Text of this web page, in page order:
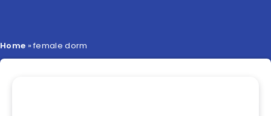
Home »female dorm